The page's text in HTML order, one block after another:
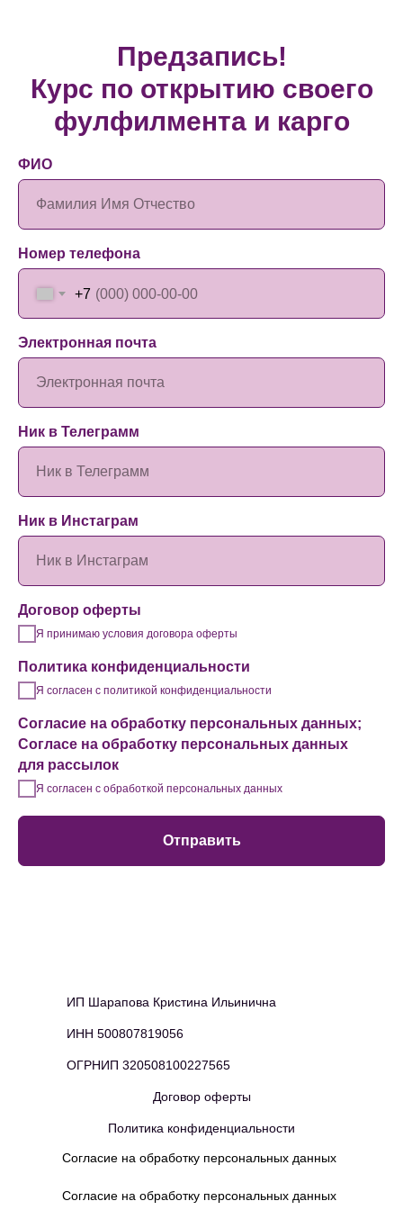
Предзапись!
Курс по открытию своего
фулфилмента и карго
ФИО
Фамилия Имя Отчество
Номер телефона
+7
Электронная почта
Электронная почта
Ник в Телеграмм
Ник в Телеграмм
Ник в Инстаграм
Ник в Инстаграм
Договор оферты
Я принимаю условия договора оферты
Политика конфиденциальности
Я согласен с политикой конфиденциальности
Согласие на обработку персональных данных;
Согласе на обработку персональных данных
для рассылок
Я согласен с обработкой персональных данных
Отправить
ИП Шарапова Кристина Ильинична
ОГРНИП 320508100227565
ИНН 500807819056
Политика конфиденциальности
Договор оферты
Согласие на обработку персональных данных
Согласие на обработку персональных данных